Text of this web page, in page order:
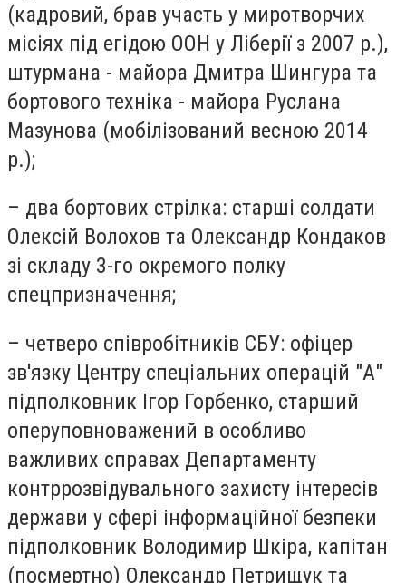
(кадровий, брав участь у миротворчих
місіях під егідою ООН у Ліберії з 2007 р.),
штурмана - майора Дмитра Шингура та
бортового техніка - майора Руслана
Мазунова (мобілізований весною 2014
р.);
– два бортових стрілка: старші солдати
Олексій Волохов та Олександр Кондаков
зі складу 3-го окремого полку
спецпризначення;
– четверо співробітників СБУ: офіцер
зв'язку Центру спеціальних операцій "А"
підполковник Ігор Горбенко, старший
оперуповноважений в особливо
важливих справах Департаменту
контррозвідувального захисту інтересів
держави у сфері інформаційної безпеки
підполковник Володимир Шкіра, капітан
(посмертно) Олександр Петрищук та